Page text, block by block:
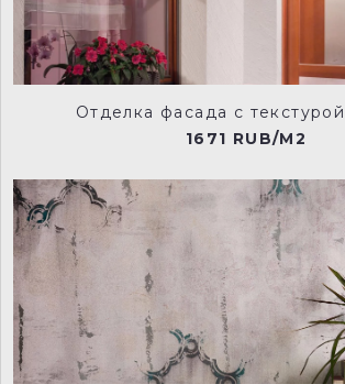
Отделка фасада c
1671 RUB/M2